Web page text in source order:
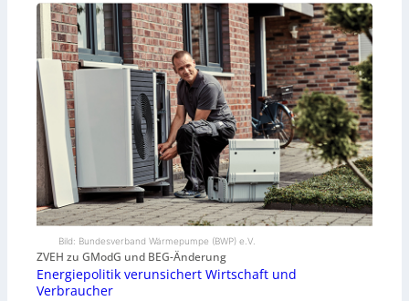
Bild: Bundesverband Wärmepumpe (BWP) e.V.
ZVEH zu GModG und BEG-Änderung
Energiepolitik verunsichert Wirtschaft und
Verbraucher